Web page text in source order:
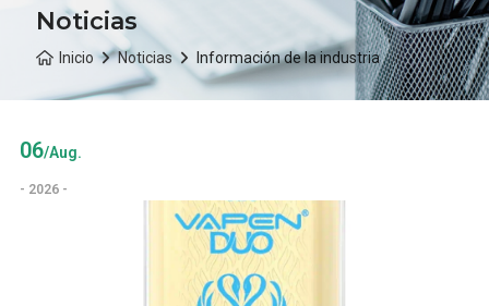
Noticias
Inicio Noticias Información de la industria
06/Aug.
- 2026 -